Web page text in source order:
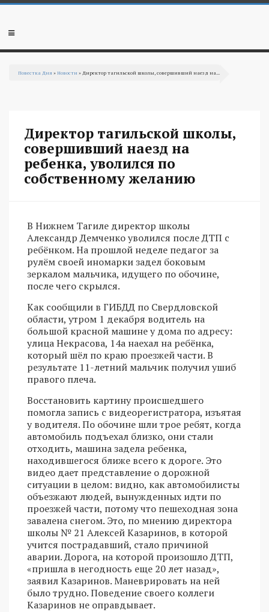
Перейти к основному содержанию
Мобильное
Повестка Дня »Новости » Директор тагильской школы, совершивший наезд на...
Директор тагильской школы,
совершивший наезд на
ребенка, уволился по
собственному желанию
В Нижнем Тагиле директор школы
Александр Демченко уволился после ДТП с
ребёнком. На прошлой неделе педагог за
рулём своей иномарки задел боковым
зеркалом мальчика, идущего по обочине,
после чего скрылся.
Как сообщили в ГИБДД по Свердловской
области, утром 1 декабря водитель на
большой красной машине у дома по адресу:
улица Некрасова, 14а наехал на ребёнка,
который шёл по краю проезжей части. В
результате 11-летний мальчик получил ушиб
правого плеча.
Восстановить картину происшедшего
помогла запись с видеорегистратора, изъятая
у водителя. По обочине шли трое ребят, когда
автомобиль подъехал близко, они стали
отходить, машина задела ребенка,
находившегося ближе всего к дороге. Это
видео дает представление о дорожной
ситуации в целом: видно, как автомобилисты
объезжают людей, вынужденных идти по
проезжей части, потому что пешеходная зона
завалена снегом. Это, по мнению директора
школы № 21 Алексей Казаринов, в которой
учится пострадавший, стало причиной
аварии. Дорога, на которой произошло ДТП,
«пришла в негодность еще 20 лет назад»,
заявил Казаринов. Маневрировать на ней
было трудно. Поведение своего коллеги
Казаринов не оправдывает.